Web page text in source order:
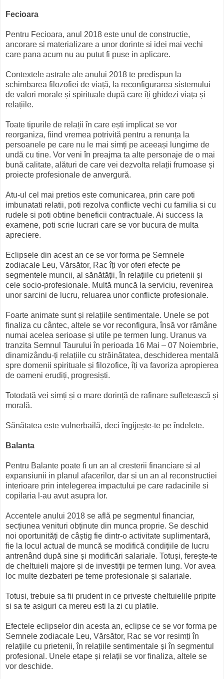
Fecioara
Pentru Fecioara, anul 2018 este unul de constructie,
ancorare si materializare a unor dorinte si idei mai vechi
care pana acum nu au putut fi puse in aplicare.
Contextele astrale ale anului 2018 te predispun la
schimbarea filozofiei de viață, la reconfigurarea sistemului
de valori morale și spirituale după care îți ghidezi viața și
relațiile.
Toate tipurile de relații în care ești implicat se vor
reorganiza, fiind vremea potrivită pentru a renunța la
persoanele pe care nu le mai simți pe aceeași lungime de
undă cu tine. Vor veni în preajma ta alte personaje de o mai
bună calitate, alături de care vei dezvolta relații frumoase și
proiecte profesionale de anvergură.
Atu-ul cel mai pretios este comunicarea, prin care poti
imbunatati relatii, poti rezolva conflicte vechi cu familia si cu
rudele si poti obtine beneficii contractuale. Ai success la
examene, poti scrie lucrari care se vor bucura de multa
apreciere.
Eclipsele din acest an ce se vor forma pe Semnele
zodiacale Leu, Vărsător, Rac îți vor oferi efecte pe
segmentele muncii, al sănătății, în relațiile cu prietenii și
cele socio-profesionale. Multă muncă la serviciu, revenirea
unor sarcini de lucru, reluarea unor conflicte profesionale.
Foarte animate sunt și relațiile sentimentale. Unele se pot
finaliza cu cântec, altele se vor reconfigura, însă vor rămâne
numai acelea serioase și utile pe termen lung. Uranus va
tranzita Semnul Taurului în perioada 16 Mai – 07 Noiembrie,
dinamizându-ți relațiile cu străinătatea, deschiderea mentală
spre domenii spirituale și filozofice, îți va favoriza apropierea
de oameni erudiți, progresiști.
Totodată vei simți și o mare dorință de rafinare sufletească și
morală.
Sănătatea este vulnerbailă, deci îngijește-te pe îndelete.
Balanta
Pentru Balante poate fi un an al cresterii financiare si al
expansiunii in planul afacerilor, dar si un an al reconstructiei
interioare prin intelegerea impactului pe care radacinile si
copilaria l-au avut asupra lor.
Accentele anului 2018 se află pe segmentul financiar,
secțiunea venituri obținute din munca proprie. Se deschid
noi oportunități de câștig fie dintr-o activitate suplimentară,
fie la locul actual de muncă se modifică condițiile de lucru
antrenând după sine și modificări salariale. Totuși, ferește-te
de cheltuieli majore și de investiții pe termen lung. Vor avea
loc multe dezbateri pe teme profesionale și salariale.
Totusi, trebuie sa fii prudent in ce priveste cheltuielile pripite
si sa te asiguri ca mereu esti la zi cu platile.
Efectele eclipselor din acesta an, eclipse ce se vor forma pe
Semnele zodiacale Leu, Vărsător, Rac se vor resimți în
relațiile cu prietenii, în relațiile sentimentale și în segmentul
profesional. Unele etape și relații se vor finaliza, altele se
vor deschide.